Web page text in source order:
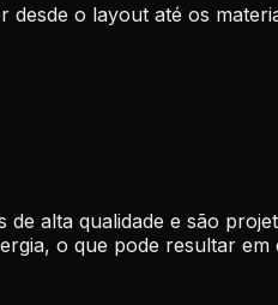
o layout até os
alta qualidade e são
o que pode resultar em